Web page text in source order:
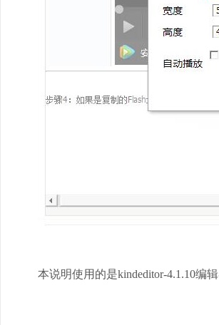
本说明使用的是kindeditor-4.1.10编